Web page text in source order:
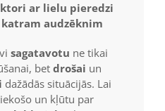
ar lielu pieredzi
audzēknim
sagatavotu ne tikai
bet drošai un
dažādās situācijās. Lai
un kļūtu par